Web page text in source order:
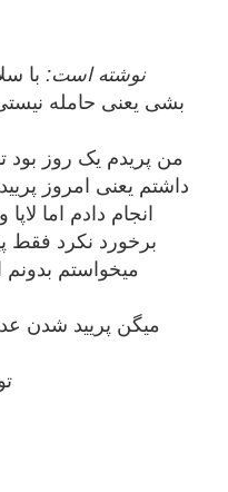
aminm نوشته است: با
بشی یعنی حامله
من پریدم یک روز بود
داشتم یعنی امروز
انجام دادم اما
برخورد نکرد فقط
میخواستم بدونم
میگن پریید شدن